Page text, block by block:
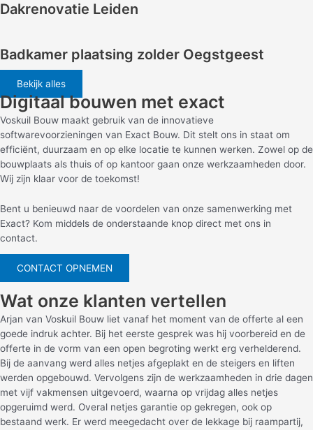
Dakrenovatie Leiden
Badkamer plaatsing zolder Oegstgeest
Bekijk alles
Digitaal bouwen met exact
Voskuil Bouw maakt gebruik van de innovatieve
softwarevoorzieningen van Exact Bouw. Dit stelt ons in staat om
efficiënt, duurzaam en op elke locatie te kunnen werken. Zowel op de
bouwplaats als thuis of op kantoor gaan onze werkzaamheden door.
Wij zijn klaar voor de toekomst!
Bent u benieuwd naar de voordelen van onze samenwerking met
Exact? Kom middels de onderstaande knop direct met ons in
contact.
CONTACT OPNEMEN
Wat onze klanten vertellen
Arjan van Voskuil Bouw liet vanaf het moment van de offerte al een
goede indruk achter. Bij het eerste gesprek was hij voorbereid en de
offerte in de vorm van een open begroting werkt erg verhelderend.
Bij de aanvang werd alles netjes afgeplakt en de steigers en liften
werden opgebouwd. Vervolgens zijn de werkzaamheden in drie dagen
met vijf vakmensen uitgevoerd, waarna op vrijdag alles netjes
opgeruimd werd. Overal netjes garantie op gekregen, ook op
bestaand werk. Er werd meegedacht over de lekkage bij raampartij,